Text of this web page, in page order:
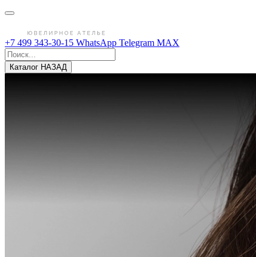
+7 499 343-30-15 WhatsApp Telegram MAX
Каталог НАЗАД